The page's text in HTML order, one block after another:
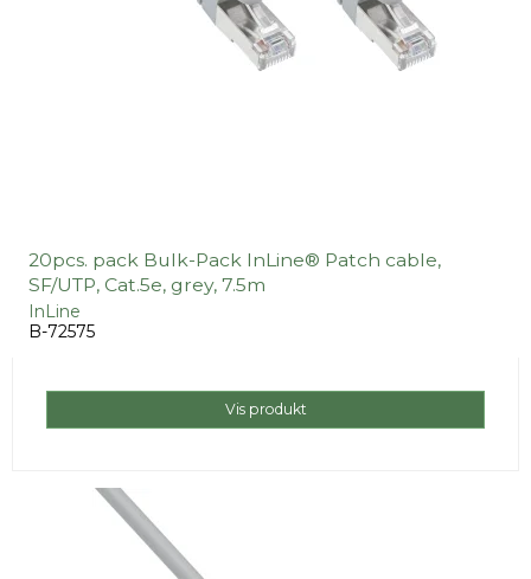
20pcs. pack Bulk-Pack InLine® Patch cable,
SF/UTP, Cat.5e, grey, 7.5m
InLine
B-72575
Vis produkt